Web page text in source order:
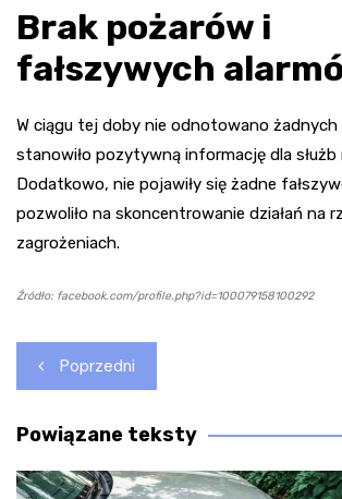
Brak pożarów i
fałszywych
W ciągu tej doby nie odnotowano żadnych
stanowiło pozytywną informację dla
Dodatkowo, nie pojawiły się żadne
pozwoliło na skoncentrowanie działań na
zagrożeniach.
Źródło: facebook.com/profile.php?id=100079158100292
Nawigacja
wpisu
Poprzedni
Powiązane teksty